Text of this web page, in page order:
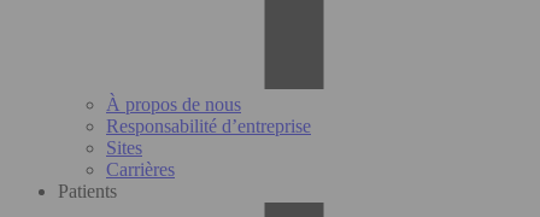
À propos de nous
Responsabilité d’entreprise
Sites
Carrières
Patients